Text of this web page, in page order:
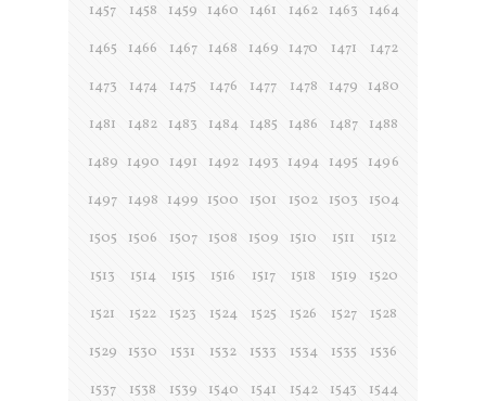
1457
1458 1459 1460 1461 1462 1463
1464
1465
1466 1467 1468 1469 1470 1471
1472
1473
1474 1475 1476 1477 1478 1479
1480
1481
1482 1483 1484 1485 1486 1487
1488
1489 1490 1491 1492 1493 1494 1495
1496
1497
1498 1499 1500 1501 1502 1503
1504
1505
1506 1507 1508 1509 1510 1511
1512
1513
1514 1515 1516 1517 1518 1519
1520
1521
1522 1523 1524 1525 1526 1527
1528
1529
1530 1531 1532 1533 1534 1535
1536
1537
1538 1539 1540 1541 1542 1543
1544